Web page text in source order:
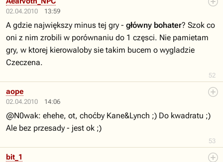
02.04.2010 13:59
52
A gdzie największy minus tej gry - główny bohater? Szok co
oni z nim zrobili w porównaniu do 1 częsci. Nie pamietam
gry, w ktorej kierowaloby sie takim bucem o wygladzie
Czeczena.
02.04.2010 14:06
53
aope
@N0wak: ehehe, ot, choćby Kane&Lynch ;) Do kwadratu ;)
Ale bez przesady - jest ok ;)
bit_1